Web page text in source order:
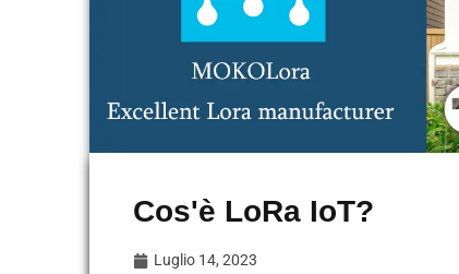
Cos'è LoRa IoT?
Luglio 14, 2023